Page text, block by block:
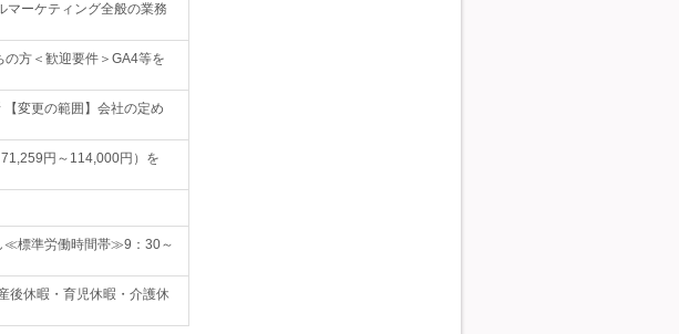
マーケティング全般の業務
方＜歓迎要件＞GA4等を
変更の範囲】会社の定め
円～114,000円）を
≪標準労働時間帯≫9：30～
後休暇・育児休暇・介護休